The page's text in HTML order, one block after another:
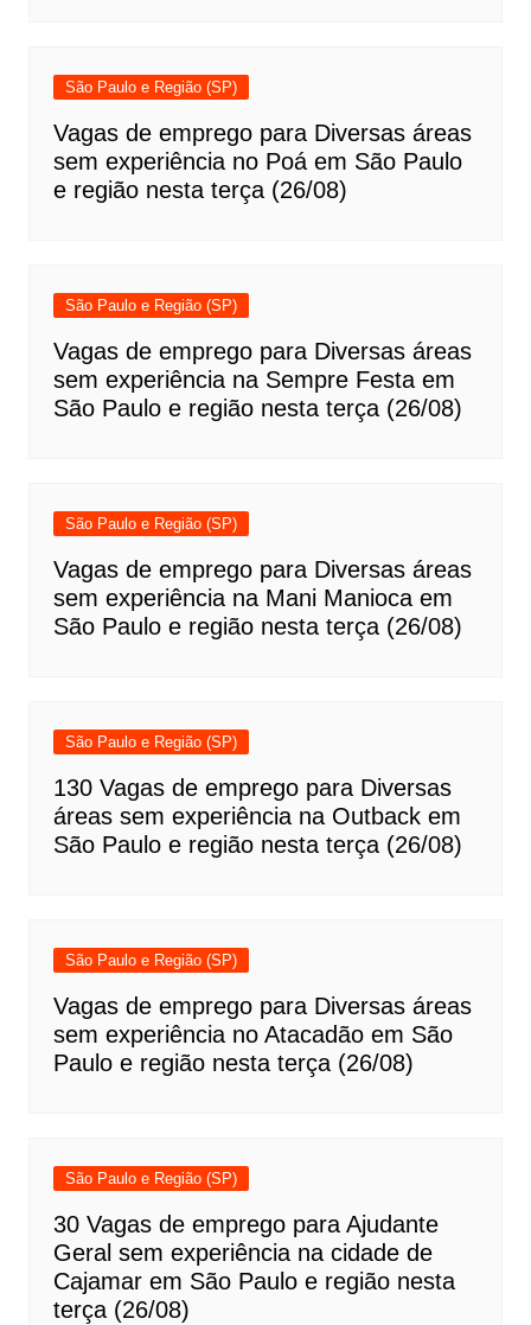
São Paulo e Região (SP)
Vagas de emprego para Diversas áreas
sem experiência no Poá em São Paulo
e região nesta terça (26/08)
São Paulo e Região (SP)
Vagas de emprego para Diversas áreas
sem experiência na Sempre Festa em
São Paulo e região nesta terça (26/08)
São Paulo e Região (SP)
Vagas de emprego para Diversas áreas
sem experiência na Mani Manioca em
São Paulo e região nesta terça (26/08)
São Paulo e Região (SP)
130 Vagas de emprego para Diversas
áreas sem experiência na Outback em
São Paulo e região nesta terça (26/08)
São Paulo e Região (SP)
Vagas de emprego para Diversas áreas
sem experiência no Atacadão em São
Paulo e região nesta terça (26/08)
São Paulo e Região (SP)
30 Vagas de emprego para Ajudante
Geral sem experiência na cidade de
Cajamar em São Paulo e região nesta
terça (26/08)